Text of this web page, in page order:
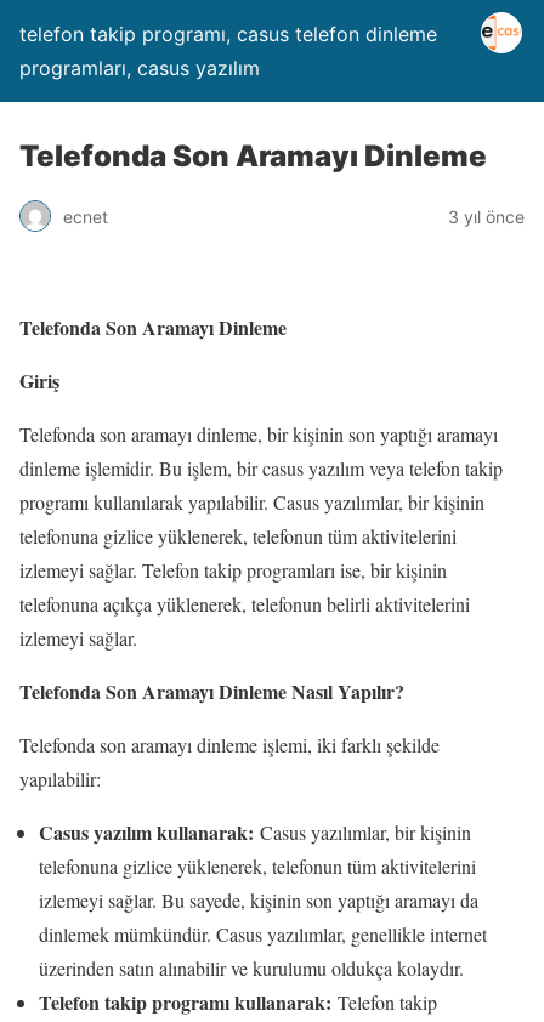
telefon takip programı, casus telefon dinleme
programları, casus yazılım
Telefonda Son Aramayı Dinleme
ecnet 3 yıl önce
Telefonda Son Aramayı Dinleme
Giriş
Telefonda son aramayı dinleme, bir kişinin son yaptığı aramayı
dinleme işlemidir. Bu işlem, bir casus yazılım veya telefon takip
programı kullanılarak yapılabilir. Casus yazılımlar, bir kişinin
telefonuna gizlice yüklenerek, telefonun tüm aktivitelerini
izlemeyi sağlar. Telefon takip programları ise, bir kişinin
telefonuna açıkça yüklenerek, telefonun belirli aktivitelerini
izlemeyi sağlar.
Telefonda Son Aramayı Dinleme Nasıl Yapılır?
Telefonda son aramayı dinleme işlemi, iki farklı şekilde
yapılabilir:
Casus yazılım kullanarak: Casus yazılımlar, bir kişinin
telefonuna gizlice yüklenerek, telefonun tüm aktivitelerini
izlemeyi sağlar. Bu sayede, kişinin son yaptığı aramayı da
dinlemek mümkündür. Casus yazılımlar, genellikle internet
üzerinden satın alınabilir ve kurulumu oldukça kolaydır.
Telefon takip programı kullanarak: Telefon takip